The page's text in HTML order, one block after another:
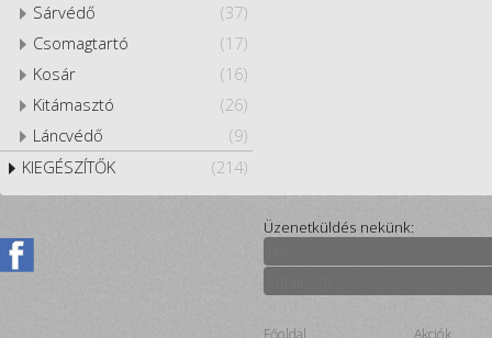
(37)
Sárvédő
(17)
Csomagtartó
(16)
Kosár
(26)
Kitámasztó
(9)
Láncvédő
(214)
KIEGÉSZÍTŐK
Üzenetküldés nekünk:
Főoldal
Akciók